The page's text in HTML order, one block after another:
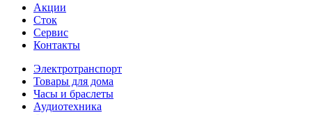
Акции
Сток
Сервис
Контакты
Электротранспорт
Товары для дома
Часы и браслеты
Аудиотехника